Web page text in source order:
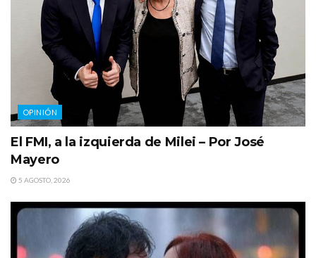
OPINIÓN
El FMI, a la izquierda de Milei – Por José
Mayero
5 AGOSTO, 2026